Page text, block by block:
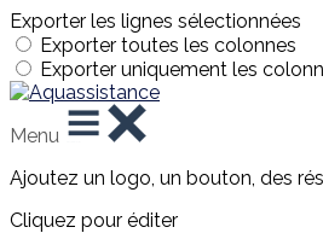
Exporter les lignes sélectionnées
Exporter toutes les colonnes
Exporter uniquement les
Menu
Ajoutez un logo, un bouton, des
Cliquez pour éditer